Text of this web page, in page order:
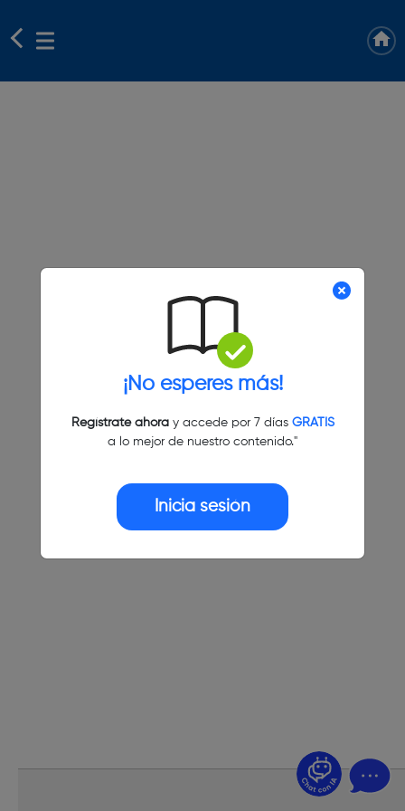
¡No esperes más!
Regístrate ahoray accede por 7 días GRATIS
a lo mejor de nuestro contenido."
Inicia sesión